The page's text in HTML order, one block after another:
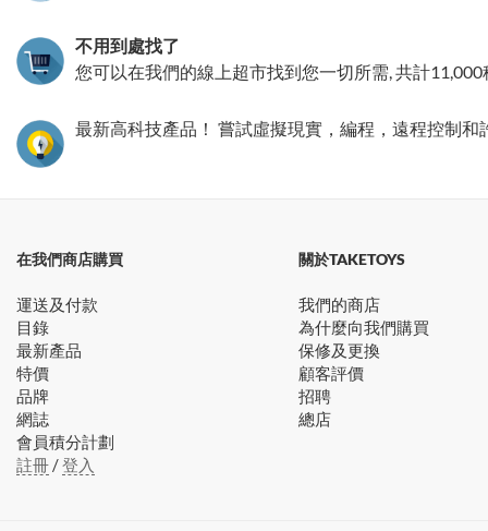
不用到處找了
您可以在我們的線上超市找到您一切所需, 共計11,000
最新高科技產品！ 嘗試虛擬現實，編程，遠程控制
在我們商店購買
運送及付款
目錄
最新產品
特價
品牌
網誌
會員積分計劃
註冊/登入
關於TAKETOYS
我們的商店
為什麼向我們購買
保修及更換
顧客評價
招聘
總店